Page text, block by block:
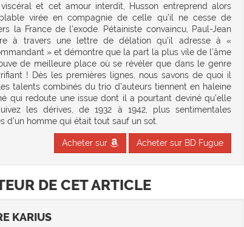
et cet amour interdit, Husson entreprend alors
virée en compagnie de celle qu’il ne cesse de
la France de l’exode. Pétainiste convaincu, Paul-Jean
à travers une lettre de délation qu’il adresse à «
» et démontre que la part la plus vile de l’âme
de meilleure place où se révéler que dans le genre
! Dès les premières lignes, nous savons de quoi il
talents combinés du trio d’auteurs tiennent en haleine
qui redoute une issue dont il a pourtant deviné qu’elle
les dérives, de 1932 à 1942, plus sentimentales
d’un homme qui était tout sauf un sot.
Acheter sur Acheter sur BD Fugue
DE CET ARTICLE
KARIUS